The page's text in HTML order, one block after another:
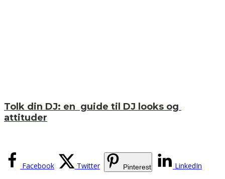
Tolk din DJ: en guide til DJ looks og
attituder
Facebook Twitter Pinterest LinkedIn